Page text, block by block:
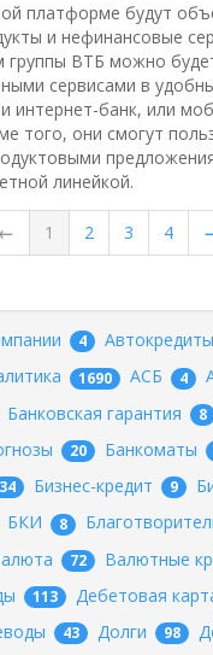
платформе будут
и нефинансовые
группы ВТБ можно
сервисами в
интернет-банк, или
того, они смогут
линейкой.
← 1 2 3 4
4 Автокредиты
1690 АСБ 4
Банковская гарантия 8
20 Банкоматы
34 Бизнес-кредит 9
БКИ 8
72 Валютные
113 Дебетовая
43 Долги 98